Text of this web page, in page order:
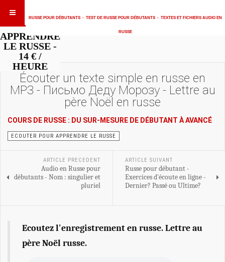
RUSSE POUR DÉBUTANTS - TEST DE RUSSE POUR DÉBUTANTS - TEXTES ET FICHIERS AUDIO EN
RUSSE
APPRENDRE
LE RUSSE -
14 € /
HEURE
Écouter un texte simple en russe en
MP3 - Письмо Деду Морозу - Lettre au
père Noël en russe
COURS DE RUSSE : DU SUR-MESURE DE DÉBUTANT À AVANCÉ
ECOUTER POUR APPRENDRE LE RUSSE
ARTICLE PRECEDENT
Audio en Russe pour
débutants - Nom : singulier et
pluriel
ARTICLE SUIVANT
Russe pour débutant -
Exercices d'écoute en ligne -
Dernier? Passé ou Ultime?
Ecoutez l'enregistrement en russe. Lettre au
père Noël russe.